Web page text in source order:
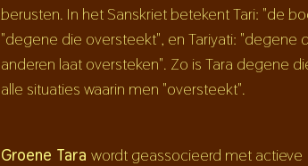
berusten. In het Sanskriet betekent Tari: "de
"degene die oversteekt", en Tariyati: "degene
anderen laat oversteken". Zo is Tara degene
alle situaties waarin men "oversteekt".
Groene Tara wordt geassocieerd met actieve